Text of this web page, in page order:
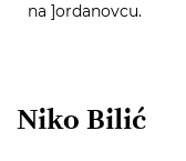
na ]ordanovcu.
Niko Bilić